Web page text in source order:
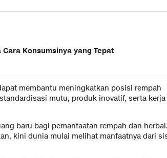
Konsumsinya yang Tepat
membantu meningkatkan posisi rempah
mutu, produk inovatif, serta kerja
baru bagi pemanfaatan rempah dan
kini dunia mulai melihat manfaatnya dari